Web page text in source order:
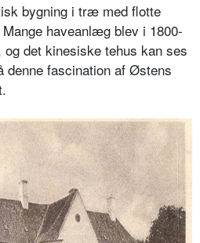
bygning i træ med flotte
haveanlæg blev i 1800-
det kinesiske tehus kan ses
denne fascination af Østens